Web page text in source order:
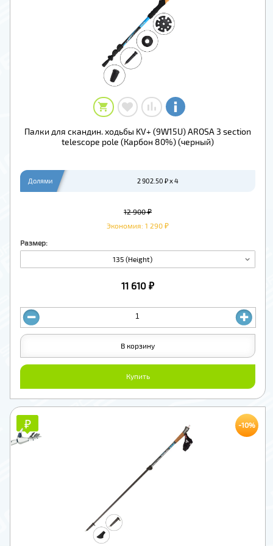
Палки для скандин. ходьбы KV+ (9W15U) AROSA 3 section
telescope pole (Карбон 80%) (черный)
Долями 2 902.50 ₽ x 4
Размер:
135 (Height)
12 900 ₽
Экономия: 1 290 ₽
11 610 ₽
Купить
В корзину
₽
₽ -10%